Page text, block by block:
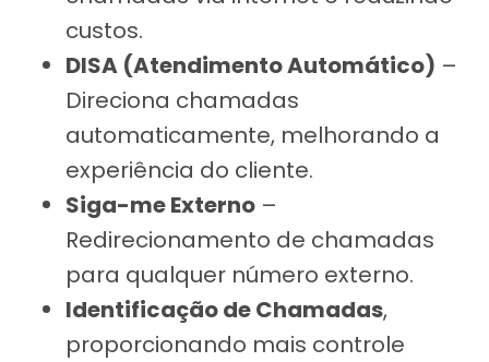
custos.
DISA (Atendimento Automático) –
Direciona chamadas
automaticamente, melhorando a
experiência do cliente.
Siga-me Externo –
Redirecionamento de chamadas
para qualquer número externo.
Identificação de Chamadas,
proporcionando mais controle